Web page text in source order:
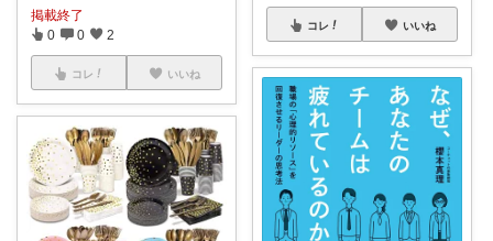
掲載終了
0 0 2
コレ いいね
コレ いいね